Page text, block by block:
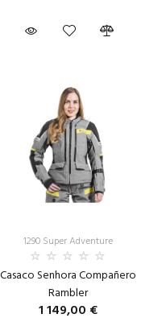
1290 Super Adventure
Casaco Senhora Compañero
Rambler
1 149,00 €